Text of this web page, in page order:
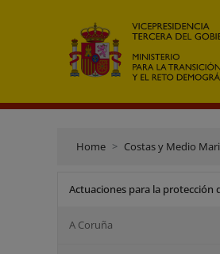
Home Costas y Medio
Actuaciones para la protección
A Coruña